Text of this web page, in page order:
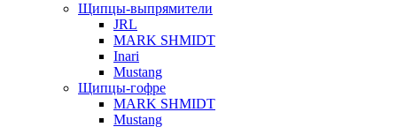
Щипцы-выпрямители
JRL
MARK SHMIDT
Inari
Mustang
Щипцы-гофре
MARK SHMIDT
Mustang